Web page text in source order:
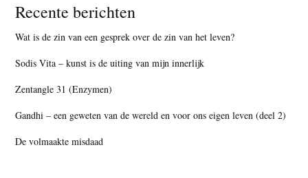
Recente berichten
Wat is de zin van een gesprek over de zin van het leven?
Sodis Vita – kunst is de uiting van mijn innerlijk
Zentangle 31 (Enzymen)
Gandhi – een geweten van de wereld en voor ons eigen leven (deel 2)
De volmaakte misdaad